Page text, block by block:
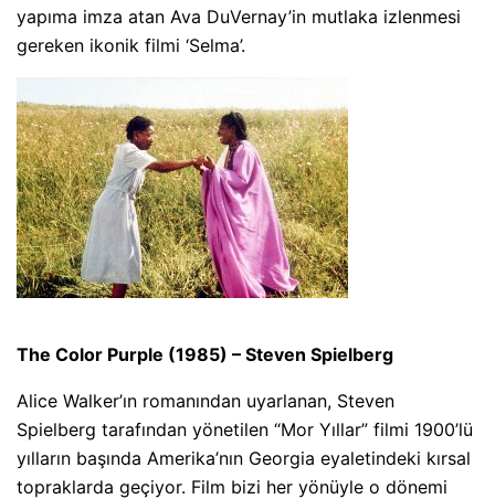
yapıma imza atan Ava DuVernay’in mutlaka izlenmesi
gereken ikonik filmi ‘Selma’.
The Color Purple (1985) – Steven Spielberg
Alice Walker’ın romanından uyarlanan, Steven
Spielberg tarafından yönetilen “Mor Yıllar” filmi 1900’lü
yılların başında Amerika’nın Georgia eyaletindeki kırsal
topraklarda geçiyor. Film bizi her yönüyle o dönemi